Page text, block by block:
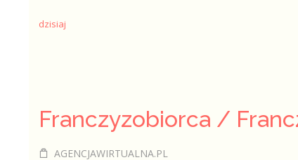
dzisiaj
AGENCJAWIRTUALNA.PL